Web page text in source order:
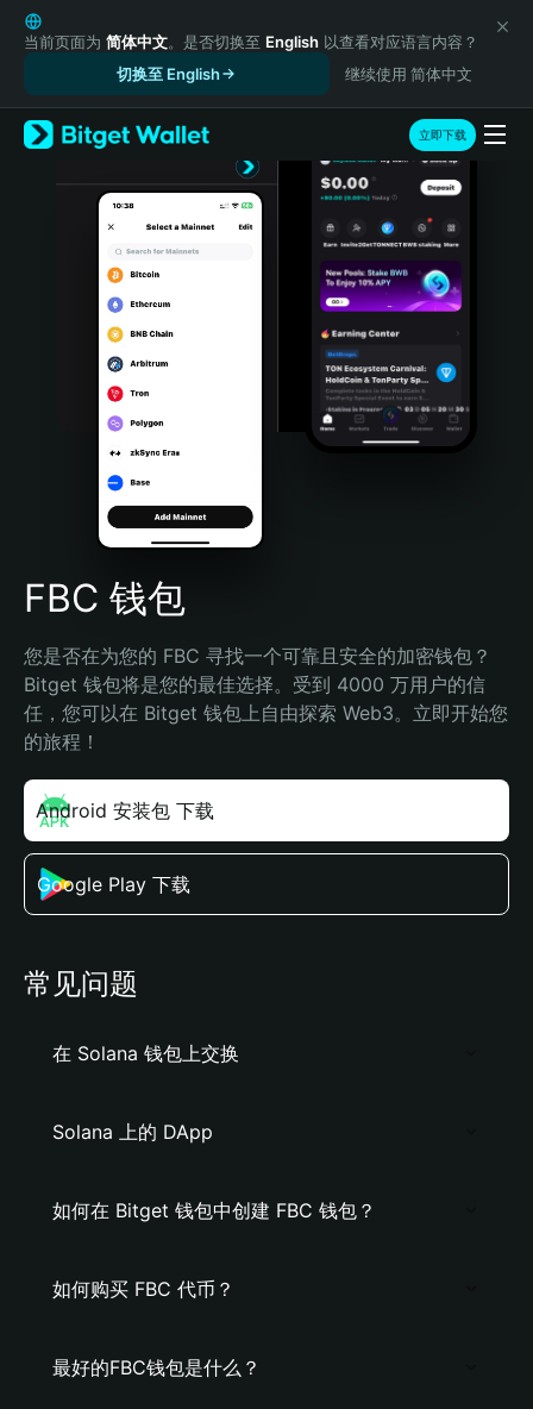
English
日本語
Русский
Español (Latinoamérica)
Türkçe
Português (Portugal)
Bahasa Indonesia
Português (Brasil)
Español (Argentina)
当前页面为 简体中文。是否切换至 English 以查看对应语言内容？
切换至 English
继续使用 简体中文
立即下载
FBC 钱包
您是否在为您的 FBC 寻找一个可靠且安全的加密钱包？
Bitget 钱包将是您的最佳选择。受到 4000 万用户的信
任，您可以在 Bitget 钱包上自由探索 Web3。立即开始您
的旅程！
Android 安装包 下载
Google Play 下载
常见问题
在 Solana 钱包上交换
Solana 上的 DApp
如何在 Bitget 钱包中创建 FBC 钱包？
如何购买 FBC 代币？
最好的FBC钱包是什么？